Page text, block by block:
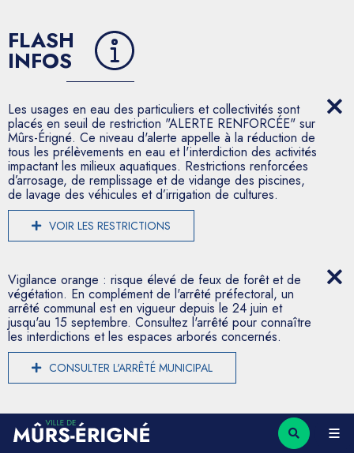
FLASH
INFOS
Les usages en eau des particuliers et collectivités sont
placés en seuil de restriction "ALERTE RENFORCÉE" sur
Mûrs-Érigné. Ce niveau d'alerte appelle à la réduction de
tous les prélèvements en eau et l'interdiction des activités
impactant les milieux aquatiques. Restrictions renforcées
d’arrosage, de remplissage et de vidange des piscines,
de lavage des véhicules et d’irrigation de cultures.
VOIR LES RESTRICTIONS
Vigilance orange : risque élevé de feux de forêt et de
végétation. En complément de l'arrêté préfectoral, un
arrêté communal est en vigueur depuis le 24 juin et
jusqu'au 15 septembre. Consultez l'arrêté pour connaître
les interdictions et les espaces arborés concernés.
CONSULTER L'ARRÊTÉ MUNICIPAL